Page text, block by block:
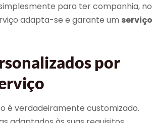
para ter companhia, no
adapta-se e garante um serviço
por
é verdadeiramente customizado.